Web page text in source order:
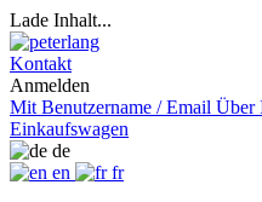
Lade Inhalt...
Kontakt
Anmelden
Mit Benutzername / Email Über
Einkaufswagen
de
en
fr